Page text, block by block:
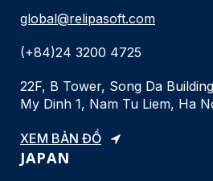
global@relipasoft.com
(+84)24 3200 4725
22F, B Tower, Song Da
My Dinh 1, Nam Tu Liem, Ha
XEM BẢN ĐỒ
JAPAN